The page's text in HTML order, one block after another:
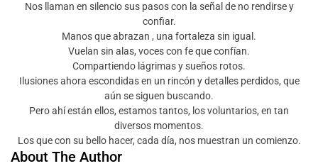
Nos llaman en silencio sus pasos con la señal de no rendirse y
confiar.
Manos que abrazan , una fortaleza sin igual.
Vuelan sin alas, voces con fe que confían.
Compartiendo lágrimas y sueños rotos.
Ilusiones ahora escondidas en un rincón y detalles perdidos, que
aún se siguen buscando.
Pero ahí están ellos, estamos tantos, los voluntarios, en tan
diversos momentos.
Los que con su bello hacer, cada día, nos muestran un comienzo.
About The Author